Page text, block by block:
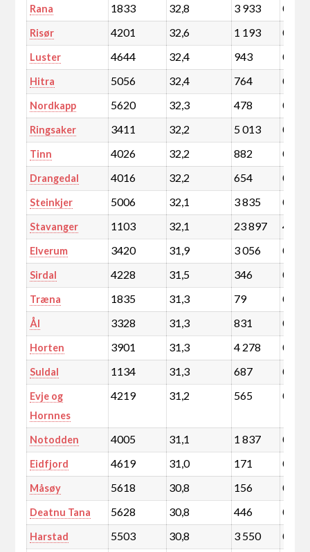
Rana 1833 32,8 3 933 0,7
Risør 4201 32,6 1 193 0,2
Luster 4644 32,4 943 0,2
Hitra 5056 32,4 764 0,1
Nordkapp 5620 32,3 478 0,1
Ringsaker 3411 32,2 5 013 0,9
Tinn 4026 32,2 882 0,2
Drangedal 4016 32,2 654 0,1
Steinkjer 5006 32,1 3 835 0,7
Stavanger 1103 32,1 23 897 4,1
Elverum 3420 31,9 3 056 0,5
Sirdal 4228 31,5 346 0,1
Træna 1835 31,3 79 0,0
Ål 3328 31,3 831 0,1
Horten 3901 31,3 4 278 0,7
Suldal 1134 31,3 687 0,1
Evje og
Hornnes
4219 31,2 565 0,1
Notodden 4005 31,1 1 837 0,3
Eidfjord 4619 31,0 171 0,0
Måsøy 5618 30,8 156 0,0
Deatnu Tana 5628 30,8 446 0,1
Harstad 5503 30,8 3 550 0,6